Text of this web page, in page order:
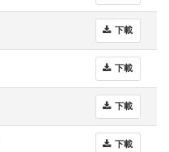
下載
下載
下載
下載